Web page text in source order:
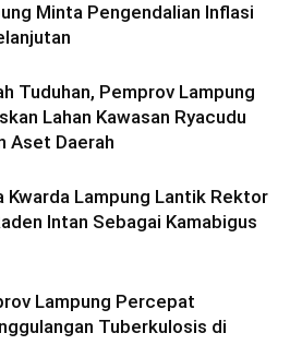
Minta Pengendalian Inflasi
Tuduhan, Pemprov Lampung
Lahan Kawasan Ryacudu
Aset Daerah
Kwarda Lampung Lantik Rektor
Intan Sebagai Kamabigus
Lampung Percepat
Tuberkulosis di